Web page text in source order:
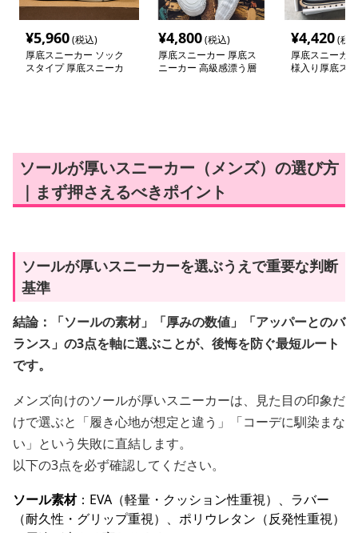
¥5,960(税込)
厚底スニーカー ソック
スタイプ 厚底スニーカ
¥4,800(税込)
厚底スニーカー 厚底ス
ニーカー 高級感漂う層
¥4,420(税
厚底スニーカ
様入り厚底ス
ソールが厚いスニーカー（メンズ）の選び方
｜まず押さえるべきポイント
ソールが厚いスニーカーを選ぶうえで重要な判断
基準
結論：「ソールの素材」「厚みの数値」「アッパーとのバ
ランス」の3点を軸に選ぶことが、後悔を防ぐ最短ルート
です。
メンズ向けのソールが厚いスニーカーは、見た目の印象だ
けで選ぶと「履き心地が想定と違う」「コーデに馴染まな
い」という失敗に直結します。
以下の3点を必ず確認してください。
ソール素材：EVA（軽量・クッション性重視）、ラバー
（耐久性・グリップ重視）、ポリウレタン（反発性重視）